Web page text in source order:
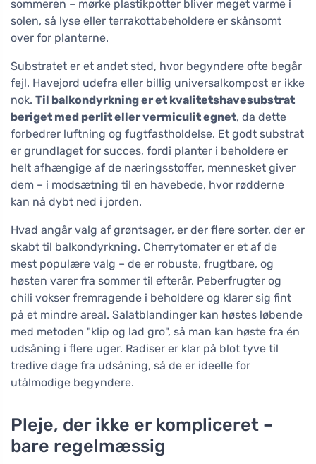
sommeren – mørke plastikpotter bliver meget varme i
solen, så lyse eller terrakottabeholdere er skånsomt
over for planterne.
Substratet er et andet sted, hvor begyndere ofte begår
fejl. Havejord udefra eller billig universalkompost er ikke
nok. Til balkondyrkning er et kvalitetshavesubstrat
beriget med perlit eller vermiculit egnet, da dette
forbedrer luftning og fugtfastholdelse. Et godt substrat
er grundlaget for succes, fordi planter i beholdere er
helt afhængige af de næringsstoffer, mennesket giver
dem – i modsætning til en havebede, hvor rødderne
kan nå dybt ned i jorden.
Hvad angår valg af grøntsager, er der flere sorter, der er
skabt til balkondyrkning. Cherrytomater er et af de
mest populære valg – de er robuste, frugtbare, og
høsten varer fra sommer til efterår. Peberfrugter og
chili vokser fremragende i beholdere og klarer sig fint
på et mindre areal. Salatblandinger kan høstes løbende
med metoden "klip og lad gro", så man kan høste fra én
udsåning i flere uger. Radiser er klar på blot tyve til
tredive dage fra udsåning, så de er ideelle for
utålmodige begyndere.
Pleje, der ikke er kompliceret –
bare regelmæssig